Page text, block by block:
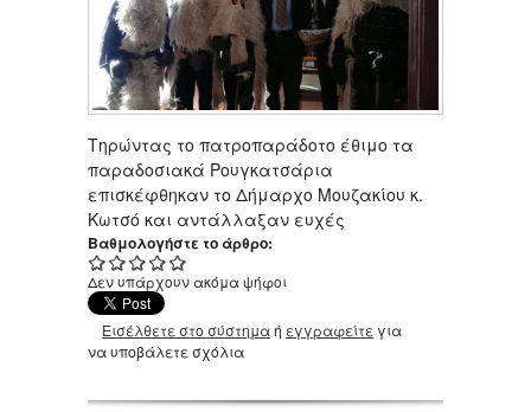
Τηρώντας το πατροπαράδοτο έθιμο τα
παραδοσιακά Ρουγκατσάρια
επισκέφθηκαν το Δήμαρχο Μουζακίου κ.
Κωτσό και αντάλλαξαν ευχές
Βαθμολογήστε το άρθρο:
Δεν υπάρχουν ακόμα ψήφοι
Εισέλθετε στο σύστημαή εγγραφείτε για
να υποβάλετε σχόλια